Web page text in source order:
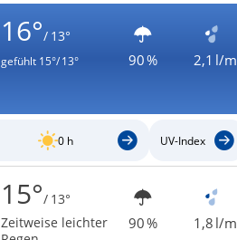
16°/ 13°
gefühlt15°/ 13° 90 % 2,1 l/
0 h UV-Index
15°/ 13°
Zeitweise leichter
90 % 1,8 l/